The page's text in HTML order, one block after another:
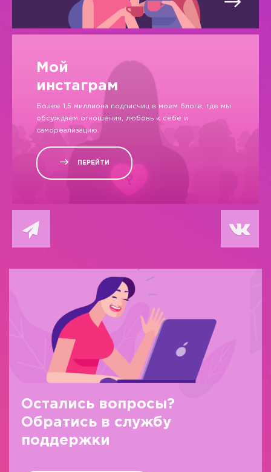
Мой
инстаграм
Более 1,5 миллиона подписчиц в моем блоге, где мы
обсуждаем отношения, любовь к себе и
самореализацию.
ПЕРЕЙТИ
Остались вопросы?
Обратись в службу
поддержки